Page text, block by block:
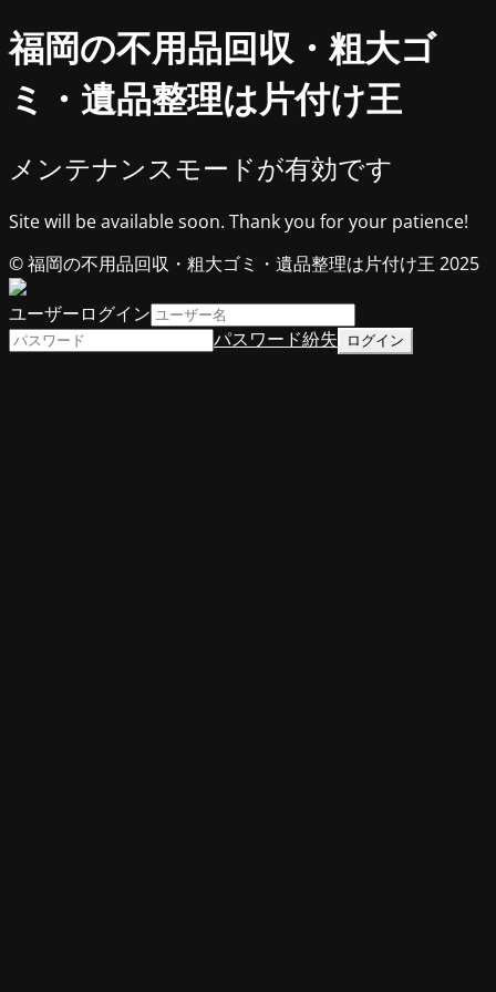
福岡の不用品回収・粗大ゴ
ミ・遺品整理は片付け王
メンテナンスモードが有効です
Site will be available soon. Thank you for your patience!
© 福岡の不用品回収・粗大ゴミ・遺品整理は片付け王 2025
ユーザーログイン
パスワード紛失